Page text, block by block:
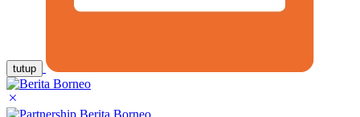
tutup